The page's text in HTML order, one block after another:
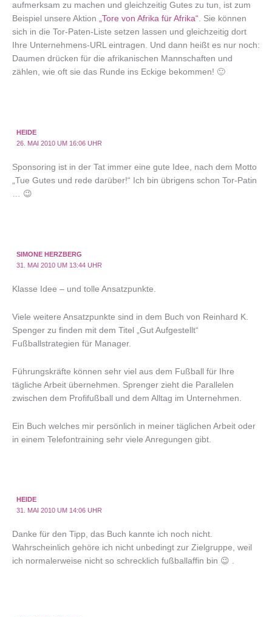
aufmerksam zu machen und gleichzeitig Gutes zu tun, ist zum
Beispiel unsere Aktion „Tore von Afrika für Afrika“. Sie können
sich in die Tor-Paten-Liste setzen lassen und gleichzeitig dort
Ihre Unternehmens-URL eintragen. Und dann heißt es nur noch:
Daumen drücken für die afrikanischen Mannschaften und
zählen, wie oft sie das Runde ins Eckige bekommen! 🙂
HEIDE
26. MAI 2010 UM 16:06 UHR
Sponsoring ist in der Tat immer eine gute Idee, nach dem Motto
„Tue Gutes und rede darüber!“ Ich bin übrigens schon Tor-Patin
… 😉
SIMONE HERZBERG
31. MAI 2010 UM 13:44 UHR
Klasse Idee – und tolle Ansatzpunkte.
Viele weitere Ansatzpunkte sind in dem Buch von Reinhard K.
Spenger zu finden mit dem Titel „Gut Aufgestellt“
Fußballstrategien für Manager.
Führungskräfte können sehr viel aus dem Fußball für Ihre
tägliche Arbeit übernehmen. Sprenger zieht die Parallelen
zwischen dem Profifußball und dem Alltag im Unternehmen.
Ein Buch welches mir persönlich in meiner täglichen Arbeit oder
in einem Telefontraining sehr viele Anregungen gibt.
HEIDE
31. MAI 2010 UM 14:06 UHR
Danke für den Tipp, das Buch kannte ich noch nicht.
Wahrscheinlich gehöre ich nicht unbedingt zur Zielgruppe, weil
ich normalerweise nicht so schrecklich fußballaffin bin 😉 .